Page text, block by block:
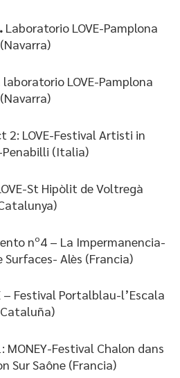
Laboratorio LOVE-Pamplona
(Navarra)
LOVE-Pamplona
(Navarra)
2: LOVE-Festival Artisti in
Penabilli (Italia)
St Hipòlit de Voltregà
nº4 – La Impermanencia-
Surfaces- Alès (Francia)
– Festival Portalblau-l’Escala
MONEY-Festival Chalon dans
Sur Saône (Francia)